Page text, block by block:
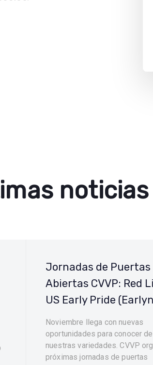
Jornadas de Puertas
Abiertas CVVP: Red
US Early Pride
Noviembre llega con nuevas
oportunidades para conocer
nuestras variedades. CVVP
próximas jornadas de puertas